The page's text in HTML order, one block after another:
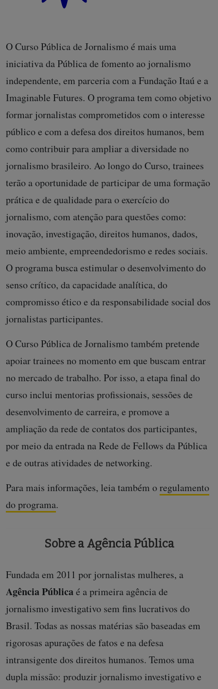
O Curso Pública de Jornalismo é mais uma
iniciativa da Pública de fomento ao jornalismo
independente, em parceria com a Fundação Itaú e a
Imaginable Futures. O programa tem como objetivo
formar jornalistas comprometidos com o interesse
público e com a defesa dos direitos humanos, bem
como contribuir para ampliar a diversidade no
jornalismo brasileiro. Ao longo do Curso, trainees
terão a oportunidade de participar de uma formação
prática e de qualidade para o exercício do
jornalismo, com atenção para questões como:
inovação, investigação, direitos humanos, dados,
meio ambiente, empreendedorismo e redes sociais.
O programa busca estimular o desenvolvimento do
senso crítico, da capacidade analítica, do
compromisso ético e da responsabilidade social dos
jornalistas participantes.
O Curso Pública de Jornalismo também pretende
apoiar trainees no momento em que buscam entrar
no mercado de trabalho. Por isso, a etapa final do
curso inclui mentorias profissionais, sessões de
desenvolvimento de carreira, e promove a
ampliação da rede de contatos dos participantes,
por meio da entrada na Rede de Fellows da Pública
e de outras atividades de networking.
Para mais informações, leia também oregulamento
do programa.
Sobre a Agência Pública
Fundada em 2011 por jornalistas mulheres, a
Agência Públicaé a primeira agência de
jornalismo investigativo sem fins lucrativos do
Brasil. Todas as nossas matérias são baseadas em
rigorosas apurações de fatos e na defesa
intransigente dos direitos humanos. Temos uma
dupla missão: produzir jornalismo investigativo e